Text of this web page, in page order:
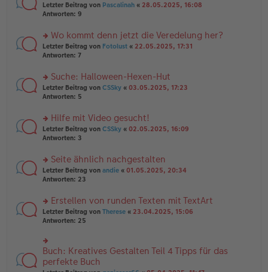
a
g
n
er
tr
a
g
g
el
e
n
er
tr
a
g
rs
te
n
g
el
e
n
er
tr
a
g
Letzter Beitrag von Pascalinah « 28.05.2025, 16:08
Antworten: 9
rs
te
n
g
el
e
n
er
tr
a
g
Wo kommt denn jetzt die Veredelung her?
Letzter Beitrag von Fotolust « 22.05.2025, 17:31
Antworten: 7
rs
te
n
g
el
e
n
er
tr
a
g
Suche: Halloween-Hexen-Hut
Letzter Beitrag von CSSky « 03.05.2025, 17:23
Antworten: 5
rs
te
n
g
el
e
n
er
tr
a
g
Hilfe mit Video gesucht!
Letzter Beitrag von CSSky « 02.05.2025, 16:09
Antworten: 3
rs
te
n
g
el
e
n
er
B
Seite ähnlich nachgestalten
Letzter Beitrag von andie « 01.05.2025, 20:34
Antworten: 23
rs
te
u
n
g
el
Erstellen von runden Texten mit TextArt
Letzter Beitrag von Therese « 23.04.2025, 15:06
Antworten: 25
rs
te
r
Buch: Kreatives Gestalten Teil 4 Tipps für das
perfekte Buch